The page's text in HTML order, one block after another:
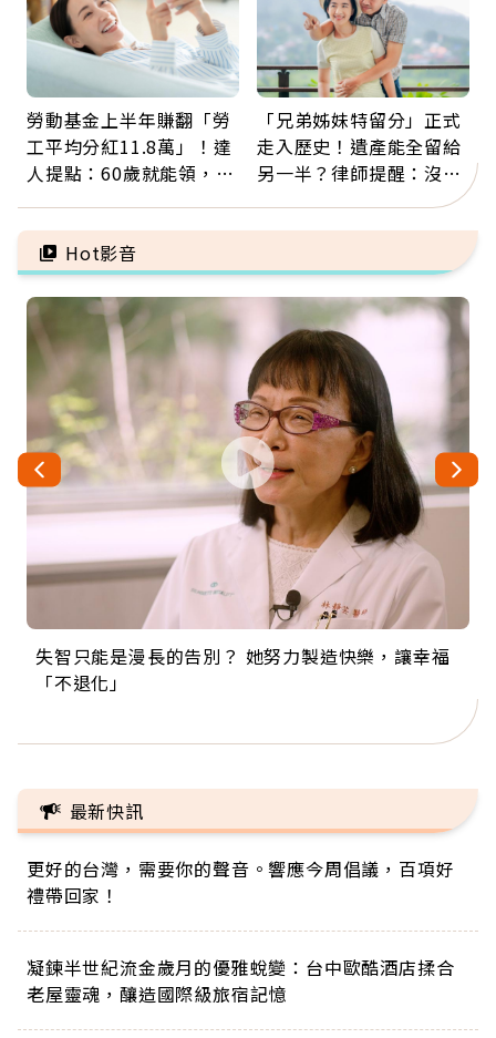
勞動基金上半年賺翻「勞
工平均分紅11.8萬」！達
人提點：60歲就能領，重
「兄弟姊妹特留分」正式
走入歷史！遺產能全留給
另一半？律師提醒：沒做
Hot影音
失智只能是漫長的告別？ 她努力製造快樂，讓幸福
「不退化」
來自剛果的巧克力神父 為台灣奉獻36年 「台灣是我
的家，我連作夢都講台語！」
63歲卸矽谷副總、搬回台灣找快樂！「蛋黃哥小
丑」走進安養院，逗樂上萬爺奶：退休後才開始真
104歲打破金氏世界紀錄 成為全球最年長羽球選
手，分享長壽的秘密原來是「這個」
事業巔峰他選擇追夢…黑手阿伯拉小提琴還登上小
巨蛋！連CNN都大讚！
最新快訊
更好的台灣，需要你的聲音。響應今周倡議，百項好
禮帶回家！
凝鍊半世紀流金歲月的優雅蛻變：台中歐酷酒店揉合
老屋靈魂，釀造國際級旅宿記憶